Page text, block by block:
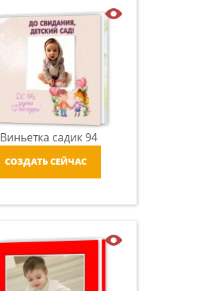
Виньетка садик 94
СОЗДАТЬ СЕЙЧАС